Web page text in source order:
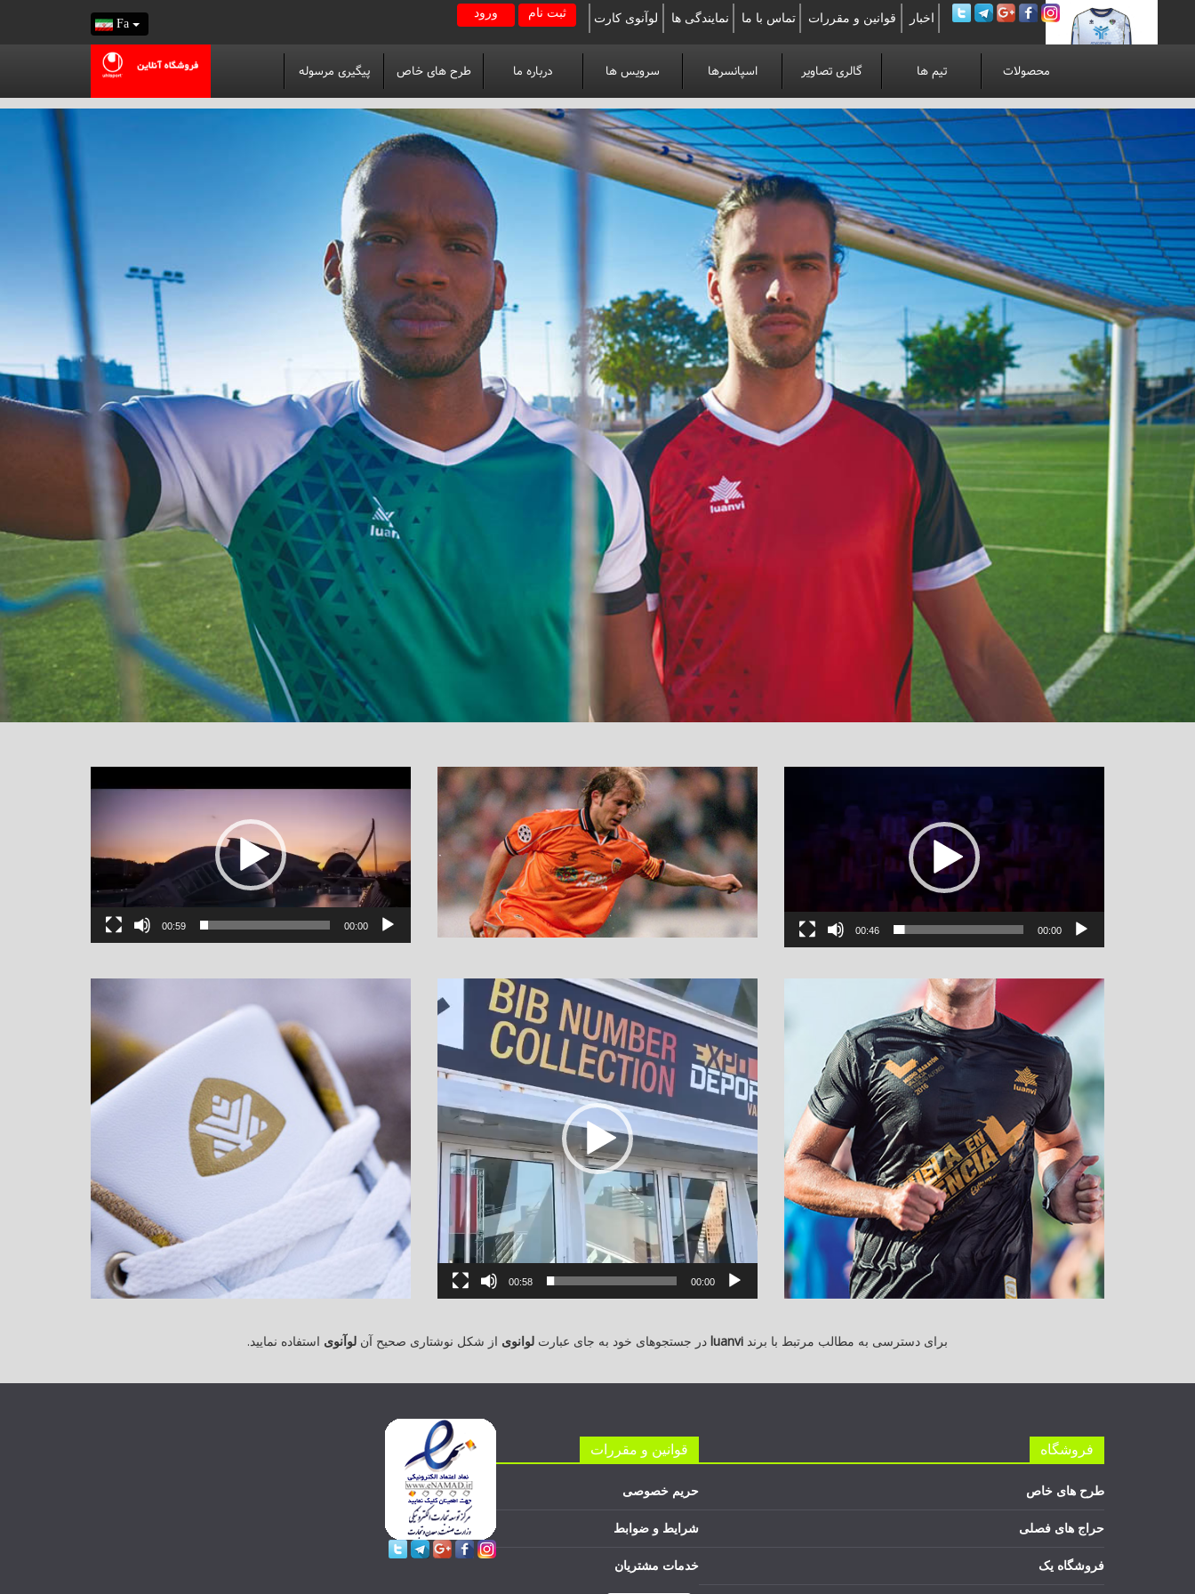
Fa
لوآنوی
اخبار قوانین و مقررات تماس با ما نمایندگی ها لوآنوی کارت ثبت نام ورود
محصولات تیم ها گالری تصاویر اسپانسرها سرویس ها درباره ما طرح های خاص پیگیری مرسوله
ویدیو
00:00
00:59 00:00
00:46
نمایشگر
ویدیو
00:00
00:58
برای دسترسی به مطالب مرتبط با برند luanvi در جستجوهای خود به جای عبارت لوانوی از شکل نوشتاری صحیح آن لوآنوی استفاده نمایید.
فروشگاه
طرح های خاص
حراج های فصلی
فروشگاه یک
قوانین و مقررات
حریم خصوصی
شرایط و ضوابط
خدمات مشتریان